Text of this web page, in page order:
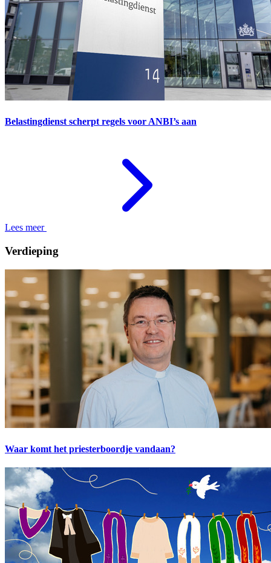
Belastingdienst scherpt regels voor ANBI’s aan
Lees meer
Verdieping
Waar komt het priesterboordje vandaan?